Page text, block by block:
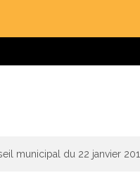
municipal du 22 janvier